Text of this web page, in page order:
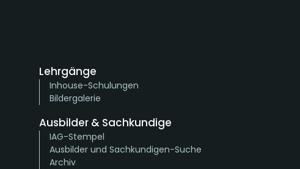
Lehrgänge
Inhouse-Schulungen
Bildergalerie
Ausbilder & Sachkundige
IAG-Stempel
Ausbilder und Sachkundigen-Suche
Archiv